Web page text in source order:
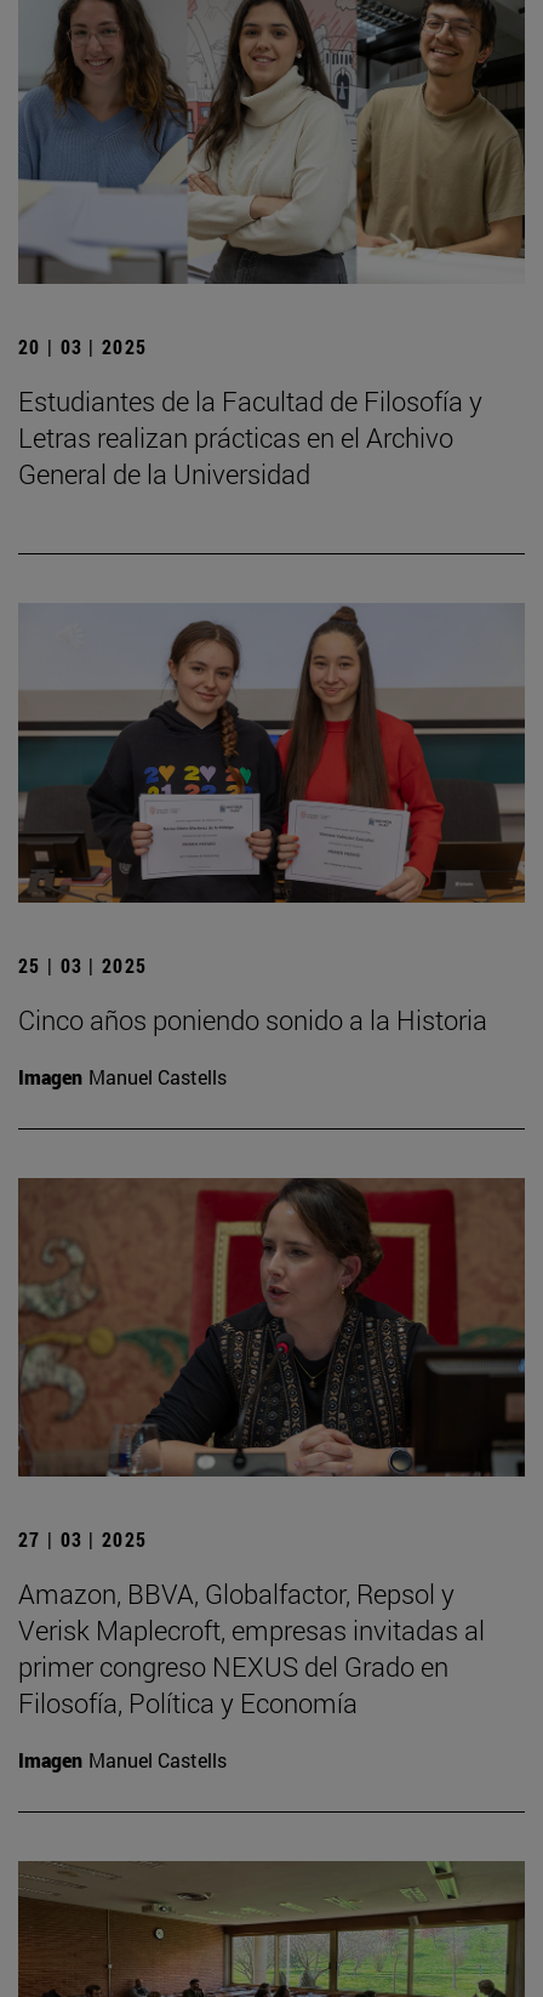
20 | 03 | 2025
Estudiantes de la Facultad de Filosofía y
Letras realizan prácticas en el Archivo
General de la Universidad
25 | 03 | 2025
Cinco años poniendo sonido a la Historia
Imagen Manuel Castells
27 | 03 | 2025
Amazon, BBVA, Globalfactor, Repsol y
Verisk Maplecroft, empresas invitadas al
primer congreso NEXUS del Grado en
Filosofía, Política y Economía
Imagen Manuel Castells